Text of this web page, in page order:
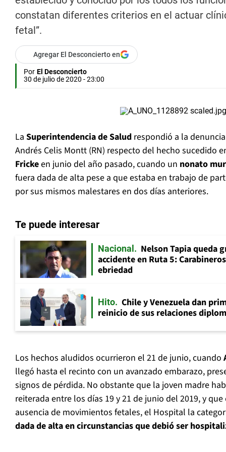
constatan diferentes criterios en el actuar
fetal”.
Agregar El Desconcierto en
Por El Desconcierto
30 de julio de 2020 - 23:00
La Superintendencia de Salud respondió a la
Andrés Celis Montt (RN) respecto del hecho sucedido
Frickeen junio del año pasado, cuando un nonato
fuera dada de alta pese a que estaba en trabajo de
por sus mismos malestares en dos días anteriores.
Te puede interesar
Nacional
Nelson Tapia queda
accidente en Ruta 5:
ebriedad
Hito
Chile y Venezuela dan
reinicio de sus relaciones
Los hechos aludidos ocurrieron el 21 de junio, cuando
llegó hasta el recinto con un avanzado embarazo,
signos de pérdida. No obstante que la joven madre
reiterada entre los días 19 y 21 de junio del 2019, y
ausencia de movimientos fetales, el Hospital la
dada de alta en circunstancias que debió ser